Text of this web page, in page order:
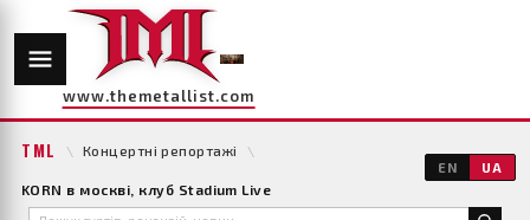
www.themetallist.com
TML \ Концертні репортажі \
KORN в москві, клуб Stadium Live
EN UA